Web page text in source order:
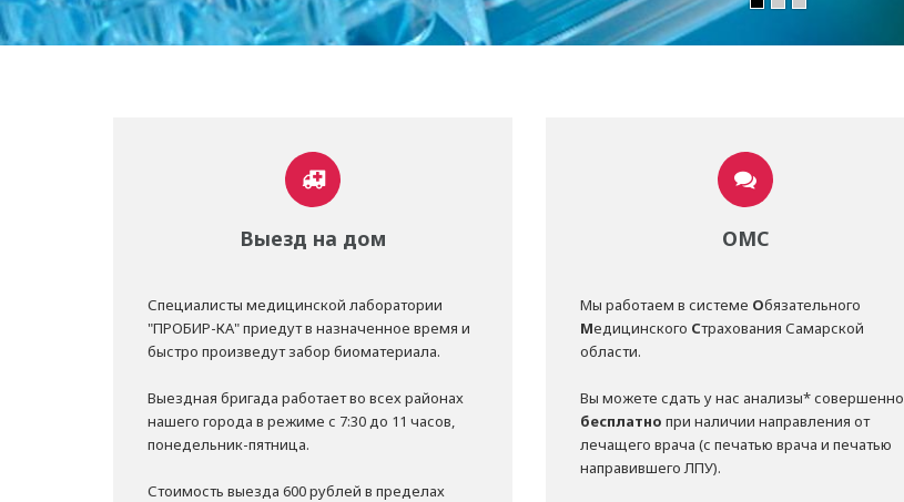
Выезд на дом
Специалисты медицинской лаборатории
"ПРОБИР-КА" приедут в назначенное время и
быстро произведут забор биоматериала.
Выездная бригада работает во всех районах
нашего города в режиме с 7:30 до 11 часов,
понедельник-пятница.
Стоимость выезда 600 рублей в пределах
ОМС
Мы работаем в системе Обязательного
Медицинского Страхования Самарской
области.
Вы можете сдать у нас анализы* совершенно
бесплатно при наличии направления от
лечащего врача (с печатью врача и печатью
направившего ЛПУ).